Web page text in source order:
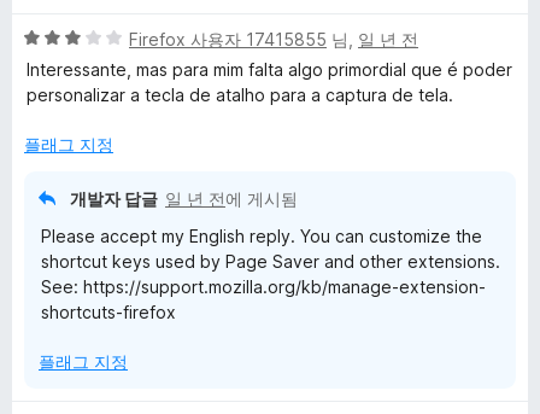
e
n
s
h
o
t
점
점
에
4
5
점
만
에
Firefox 사용자 17415855 님, 일 년 전
Interessante, mas para mim falta algo primordial que é poder
personalizar a tecla de atalho para a captura de tela.
플래그 지정
개발자 답글 일 년 전에 게시됨
Please accept my English reply. You can customize the
shortcut keys used by Page Saver and other extensions.
See: https://support.mozilla.org/kb/manage-extension-
shortcuts-firefox
플래그 지정